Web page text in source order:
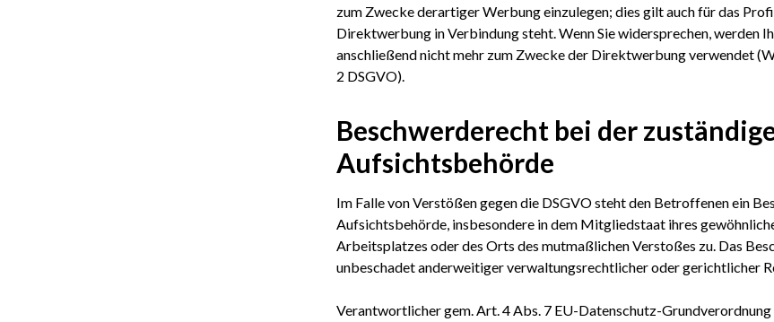
zum Zwecke derartiger Werbung einzulegen; dies gilt auch für das
Direktwerbung in Verbindung steht. Wenn Sie widersprechen, werden
anschließend nicht mehr zum Zwecke der Direktwerbung verwendet
2 DSGVO).
Beschwerderecht bei der
Aufsichtsbehörde
Im Falle von Verstößen gegen die DSGVO steht den Betroffenen ein
Aufsichtsbehörde, insbesondere in dem Mitgliedstaat ihres
Arbeitsplatzes oder des Orts des mutmaßlichen Verstoßes zu. Das
unbeschadet anderweitiger verwaltungsrechtlicher oder gerichtlicher
Verantwortlicher gem. Art. 4 Abs. 7 EU-Datenschutz-